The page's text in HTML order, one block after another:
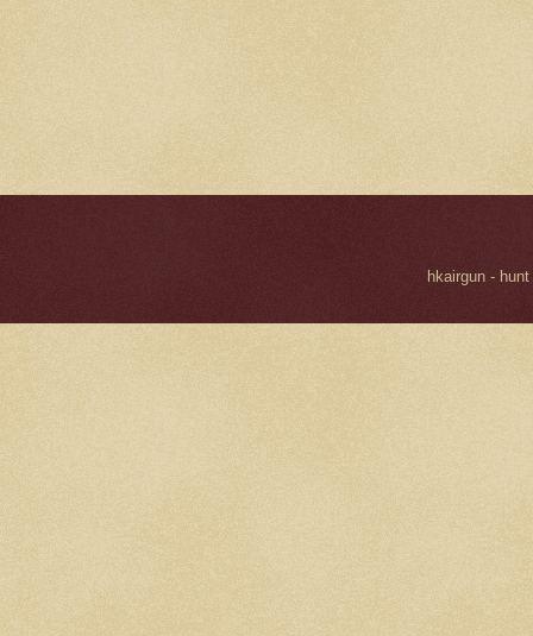
hkairgun -